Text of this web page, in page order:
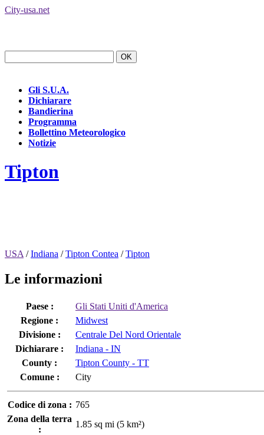
City-usa.net
Gli S.U.A.
Dichiarare
Bandierina
Programma
Bollettino Meteorologico
Notizie
Tipton
USA /Indiana /Tipton Contea /Tipton
Le informazioni
Paese :
Gli Stati Uniti d'America
Regione :
Midwest
Divisione :
Centrale Del Nord Orientale
Dichiarare :
Indiana - IN
County :
Tipton County - TT
Comune :
City
Codice di zona : 765
Zona della terra
:
1.85 sq mi (5 km²)